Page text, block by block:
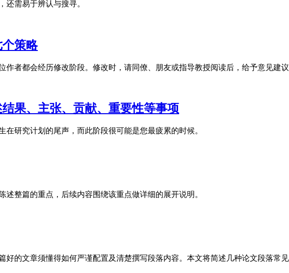
还需易于辨认与搜寻。
策略
作者都会经历修改阶段。修改时，请同僚、朋友或指导教授阅读后，给予意见建议
果、主张、贡献、重要性等事项
在研究计划的尾声，而此阶段很可能是您最疲累的时候。
述整篇的重点，后续内容围绕该重点做详细的展开说明。
好的文章须懂得如何严谨配置及清楚撰写段落内容。本文将简述几种论文段落常